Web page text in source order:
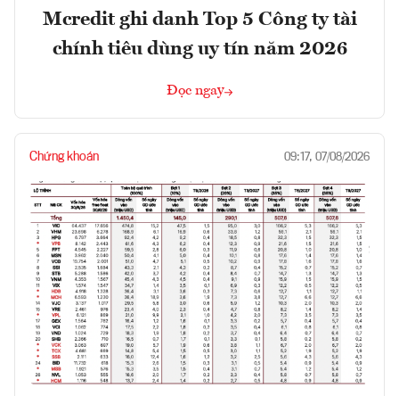
Mcredit ghi danh Top 5 Công ty tài
chính tiêu dùng uy tín năm 2026
Đọc ngay
Chứng khoán 09:17, 07/08/2026